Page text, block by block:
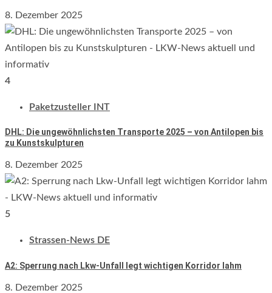
8. Dezember 2025
4
Paketzusteller INT
DHL: Die ungewöhnlichsten Transporte 2025 – von Antilopen bis
zu Kunstskulpturen
8. Dezember 2025
5
Strassen-News DE
A2: Sperrung nach Lkw-Unfall legt wichtigen Korridor lahm
8. Dezember 2025